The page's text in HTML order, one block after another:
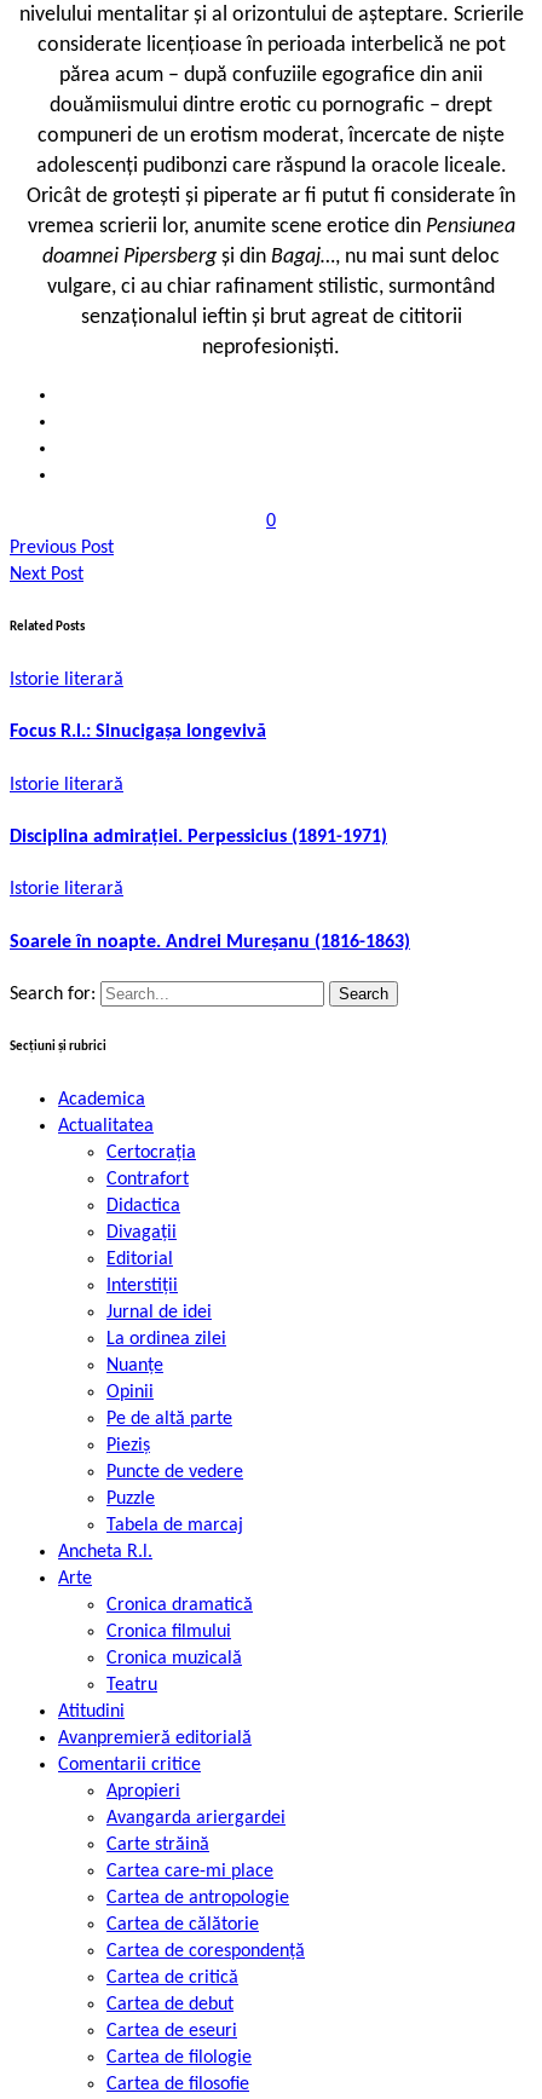
nivelului mentalitar și al orizontului de așteptare. Scrierile
considerate licențioase în perioada interbelică ne pot
părea acum – după confuziile egografice din anii
douămiismului dintre erotic cu pornografic – drept
compuneri de un erotism moderat, încercate de niște
adolescenți pudibonzi care răspund la oracole liceale.
Oricât de grotești și piperate ar fi putut fi considerate în
vremea scrierii lor, anumite scene erotice din Pensiunea
doamnei Pipersberg și din Bagaj…, nu mai sunt deloc
vulgare, ci au chiar rafinament stilistic, surmontând
senzaționalul ieftin și brut agreat de cititorii
neprofesioniști.
0
Previous Post
Next Post
Related Posts
Istorie literară
Focus R.l.: Sinucigașa longevivă
Istorie literară
Disciplina admirației. Perpessicius (1891-1971)
Istorie literară
Soarele în noapte. Andrei Mureșanu (1816-1863)
Search for:
Secțiuni și rubrici
Academica
Actualitatea
Certocrația
Contrafort
Didactica
Divagații
Editorial
Interstiții
Jurnal de idei
La ordinea zilei
Nuanțe
Opinii
Pe de altă parte
Pieziș
Puncte de vedere
Puzzle
Tabela de marcaj
Ancheta R.l.
Arte
Cronica dramatică
Cronica filmului
Cronica muzicală
Teatru
Atitudini
Avanpremieră editorială
Comentarii critice
Apropieri
Avangarda ariergardei
Carte străină
Cartea care-mi place
Cartea de antropologie
Cartea de călătorie
Cartea de corespondență
Cartea de critică
Cartea de debut
Cartea de eseuri
Cartea de filologie
Cartea de filosofie